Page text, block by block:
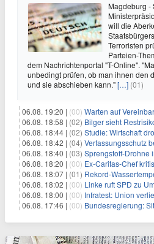
Magdeburg -
will die
Terroristen
Parteien-
dem Nachrichtenportal "T-Online".
unbedingt prüfen, ob man ihnen den
und sie abschieben kann."[…] (01)
06.08. 19:20 | (00) Warten auf
06.08. 18:58 | (02) Bilger sieht Restrisiko
06.08. 18:44 | (02) Studie: Wirtschaft droht
06.08. 18:42 | (04) Verfassungsschutz
06.08. 18:40 | (03) Sprengstoff-Drohne
06.08. 18:20 | (00) Ex-Caritas-Chef kritisiert
06.08. 18:07 | (01) Rekord-
06.08. 18:02 | (00) Linke ruft SPD zu
06.08. 18:00 | (00) Infratest: Union verliert
06.08. 17:46 | (00) Bundesregierung: